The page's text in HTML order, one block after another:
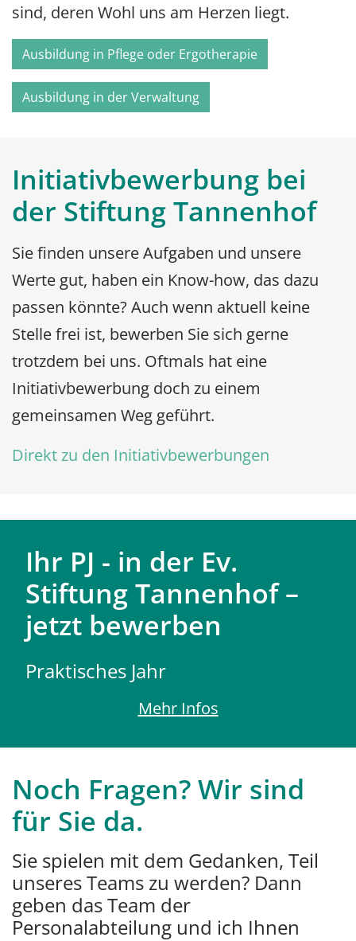
sind, deren Wohl uns am Herzen liegt.
Ausbildung in Pflege oder Ergotherapie
Ausbildung in der Verwaltung
Initiativbewerbung bei
der Stiftung Tannenhof
Sie finden unsere Aufgaben und unsere
Werte gut, haben ein Know-how, das dazu
passen könnte? Auch wenn aktuell keine
Stelle frei ist, bewerben Sie sich gerne
trotzdem bei uns. Oftmals hat eine
Initiativbewerbung doch zu einem
gemeinsamen Weg geführt.
Direkt zu den Initiativbewerbungen
Ihr PJ - in der Ev.
Stiftung Tannenhof –
jetzt bewerben
Praktisches Jahr
Mehr Infos
Noch Fragen? Wir sind
für Sie da.
Sie spielen mit dem Gedanken, Teil
unseres Teams zu werden? Dann
geben das Team der
Personalabteilung und ich Ihnen